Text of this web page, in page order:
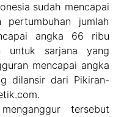
sudah mencapai
jumlah
angka 66 ribu
untuk sarjana yang
mencapai angka
dilansir dari Pikiran-
tersebut